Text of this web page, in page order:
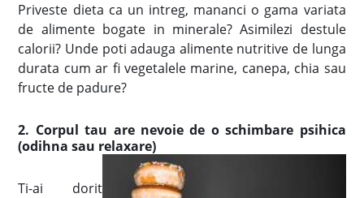
Priveste dieta ca un intreg, mananci o gama variata
de alimente bogate in minerale? Asimilezi destule
calorii? Unde poti adauga alimente nutritive de lunga
durata cum ar fi vegetalele marine, canepa, chia sau
fructe de padure?
2. Corpul tau are nevoie de o schimbare psihica
(odihna sau relaxare)
Ti-ai dorit